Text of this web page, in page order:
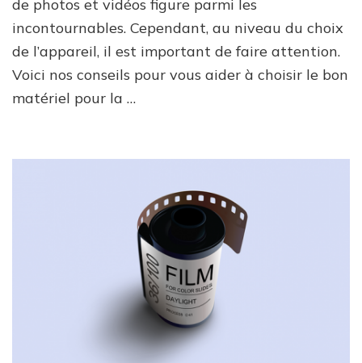
de photos et vidéos figure parmi les
incontournables. Cependant, au niveau du choix
de l’appareil, il est important de faire attention.
Voici nos conseils pour vous aider à choisir le bon
matériel pour la …